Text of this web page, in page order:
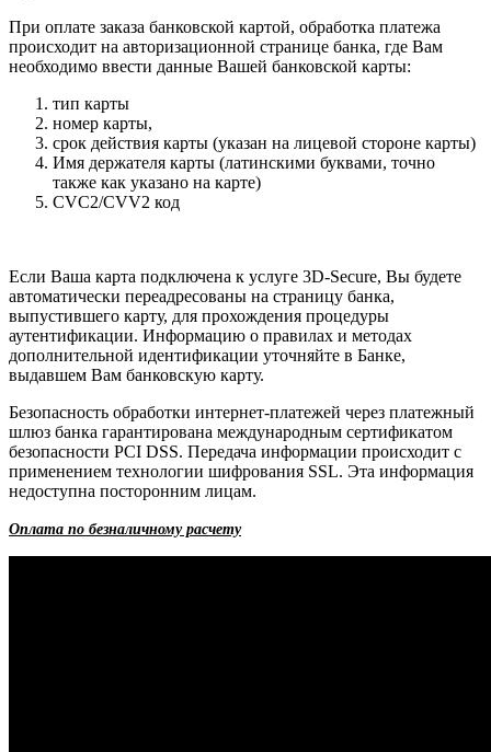
При оплате заказа банковской картой, обработка платежа
происходит на авторизационной странице банка, где Вам
необходимо ввести данные Вашей банковской карты:
тип карты
номер карты,
срок действия карты (указан на лицевой стороне карты)
Имя держателя карты (латинскими буквами, точно
также как указано на карте)
CVC2/CVV2 код
Если Ваша карта подключена к услуге 3D-Secure, Вы будете
автоматически переадресованы на страницу банка,
выпустившего карту, для прохождения процедуры
аутентификации. Информацию о правилах и методах
дополнительной идентификации уточняйте в Банке,
выдавшем Вам банковскую карту.
Безопасность обработки интернет-платежей через платежный
шлюз банка гарантирована международным сертификатом
безопасности PCI DSS. Передача информации происходит с
применением технологии шифрования SSL. Эта информация
недоступна посторонним лицам.
Оплата по безналичному расчету